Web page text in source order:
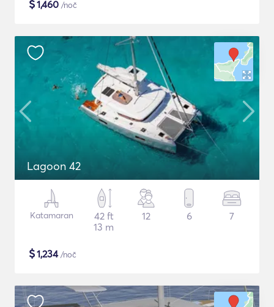
$1,460 /noč
Lagoon 42
Katamaran
42 ft
13 m
12 6 7
$1,234/noč